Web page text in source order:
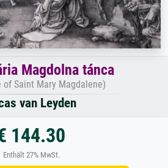
Magdolna tánca
of Saint Mary Magdalene)
van Leyden
144.30
Enthält 27% MwSt.